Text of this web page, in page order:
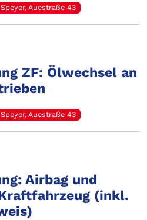
Speyer, Auestraße 43
ZF: Ölwechsel an
Speyer, Auestraße 43
Airbag und
(inkl.